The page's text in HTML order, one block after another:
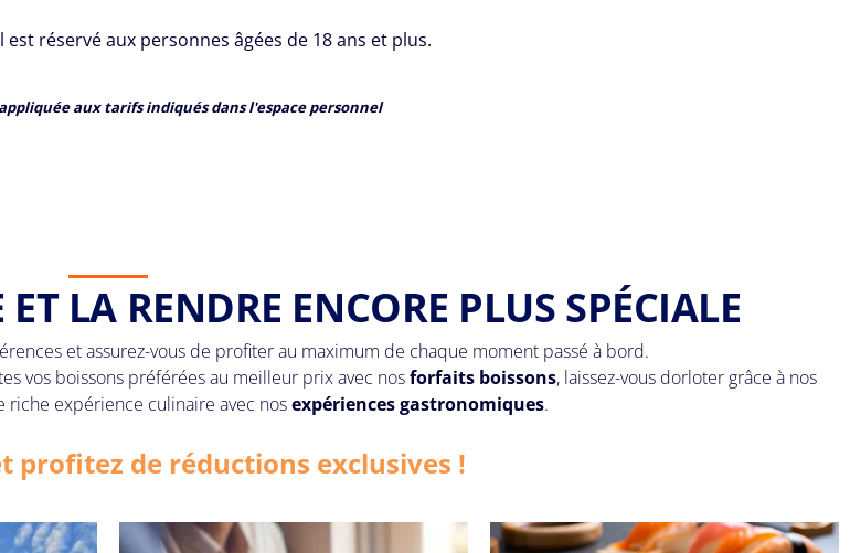
est réservé aux personnes âgées de 18 ans et plus.
aux tarifs indiqués dans l'espace personnel
LA RENDRE ENCORE PLUS SPÉCIALE
et assurez-vous de profiter au maximum de chaque moment passé à bord.
vos boissons préférées au meilleur prix avec nosforfaits boissons, laissez-vous dorloter grâce à nos
riche expérience culinaire avec nosexpériences gastronomiques.
profitez de réductions exclusives !